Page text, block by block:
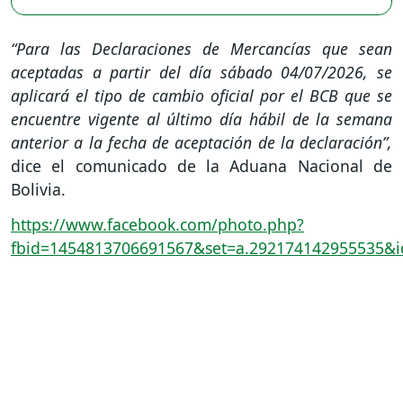
“Para las Declaraciones de Mercancías que sean
aceptadas a partir del día sábado 04/07/2026, se
aplicará el tipo de cambio oficial por el BCB que se
encuentre vigente al último día hábil de la semana
anterior a la fecha de aceptación de la declaración”,
dice el comunicado de la Aduana Nacional de
Bolivia.
https://www.facebook.com/photo.php?